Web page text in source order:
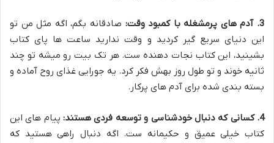
3. آدم های پرمشغله با کمبود وقت:
صادقانه بگم، اگه مثل من تو
این دنیای سریع گیر کردید و وقت ندارید ساعت ها پای کتاب
بشینید، این کتاب نجات دهنده ست. هر تک بیت رو میشه تو چند
ثانیه خوند و تو طول روز بهش فکر کرد. یه جورایی غذای روح آماده و
بسته بندی شده برای آدم های پرکار.
4. کسانی که دنبال خودشناسی و توسعه فردی هستند:
پیام های این
کتاب خیلی عمیق و حکیمانه ست. اگه دنبال راهی هستید که